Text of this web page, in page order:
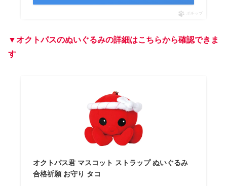
ポチップ
▼オクトパスのぬいぐるみの詳細はこちらから確認できま
す
オクトパス君 マスコット ストラップ ぬいぐるみ
合格祈願 お守り タコ